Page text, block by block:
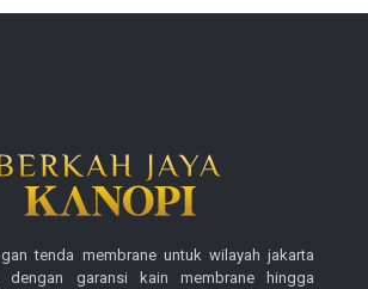
tenda membrane untuk wilayah jakarta
dengan garansi kain membrane hingga